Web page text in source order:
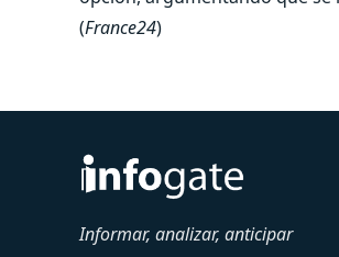
(France24)
Informar, analizar, anticipar